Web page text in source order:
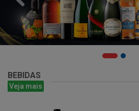
BEBIDAS
Veja mais